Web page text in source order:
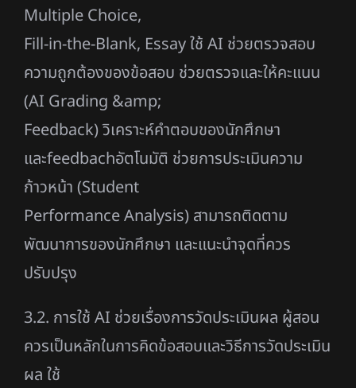
Multiple Choice,
Fill-in-the-Blank, Essay ใช้ AI ช่วยตรวจสอบ
ความถูกต้องของข้อสอบ ช่วยตรวจและให้คะแนน
(AI Grading &amp;
Feedback) วิเคราะห์คำตอบของนักศึกษา
และfeedbachอัตโนมัติ ช่วยการประเมินความ
ก้าวหน้า (Student
Performance Analysis) สามารถติดตาม
พัฒนาการของนักศึกษา และแนะนำจุดที่ควร
ปรับปรุง
3.2. การใช้ AI ช่วยเรื่องการวัดประเมินผล ผู้สอน
ควรเป็นหลักในการคิดข้อสอบและวิธีการวัดประเมิน
ผล ใช้